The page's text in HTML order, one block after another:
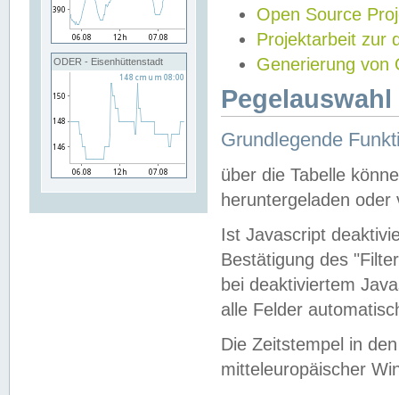
ODER - Eisenhüttenstadt
Open Source
Projektarbeit zur
Generierung von
Grundlegende
über die Tabelle
heruntergeladen oder
Ist Javascript
Bestätigung des
bei deaktiviertem
alle Felder
Die Zeitstempel in
mitteleuropäischer